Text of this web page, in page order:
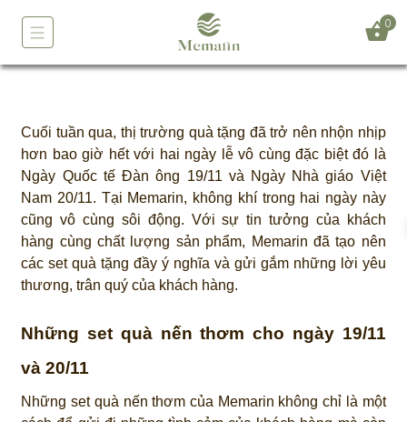
0
Cuối tuần qua, thị trường quà tặng đã trở nên nhộn nhịp
hơn bao giờ hết với hai ngày lễ vô cùng đặc biệt đó là
Ngày Quốc tế Đàn ông 19/11 và Ngày Nhà giáo Việt
Nam 20/11. Tại Memarin, không khí trong hai ngày này
cũng vô cùng sôi động. Với sự tin tưởng của khách
hàng cùng chất lượng sản phẩm, Memarin đã tạo nên
các set quà tặng đầy ý nghĩa và gửi gắm những lời yêu
thương, trân quý của khách hàng.
Những set quà nến thơm cho ngày 19/11
và 20/11
Những set quà nến thơm của Memarin không chỉ là một